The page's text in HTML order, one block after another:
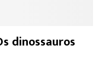
dinossauros